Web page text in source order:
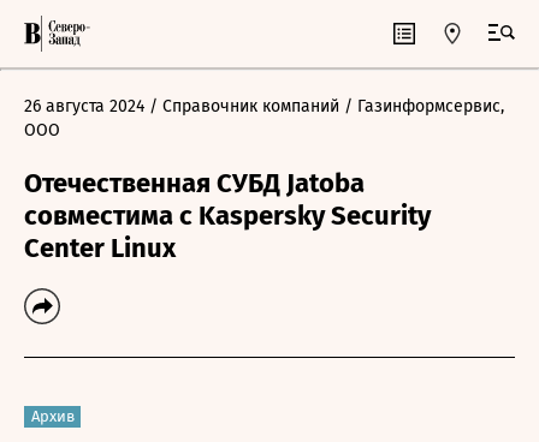
26 августа 2024 / Справочник компаний / Газинформсервис,
ООО
Отечественная СУБД Jatoba
совместима с Kaspersky Security
Center Linux
Архив